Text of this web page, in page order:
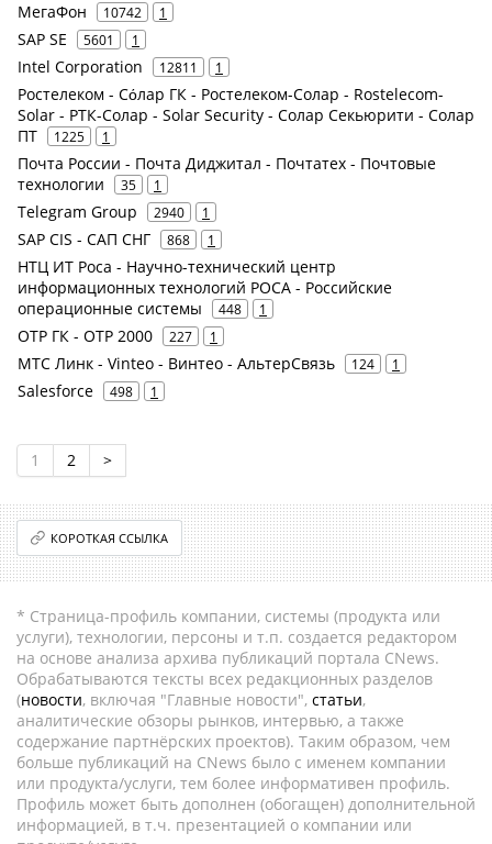
МегаФон 10742 1
SAP SE 5601 1
Intel Corporation 12811 1
Ростелеком - Сόлар ГК - Ростелеком-Солар - Rostelecom-
Solar - РТК-Солар - Solar Security - Солар Секьюрити - Солар
ПТ
1225 1
Почта России - Почта Диджитал - Почтатех - Почтовые
технологии
35 1
Telegram Group 2940 1
SAP CIS - САП СНГ 868 1
НТЦ ИТ Роса - Научно-технический центр
информационных технологий РОСА - Российские
операционные системы
448 1
ОТР ГК - ОТР 2000 227 1
МТС Линк - Vinteo - Винтео - АльтерСвязь 124 1
Salesforce 498 1
1 2 >
КОРОТКАЯ ССЫЛКА
* Страница-профиль компании, системы (продукта или
услуги), технологии, персоны и т.п. создается редактором
на основе анализа архива публикаций портала CNews.
Обрабатываются тексты всех редакционных разделов
(новости, включая "Главные новости", статьи,
аналитические обзоры рынков, интервью, а также
содержание партнёрских проектов). Таким образом, чем
больше публикаций на CNews было с именем компании
или продукта/услуги, тем более информативен профиль.
Профиль может быть дополнен (обогащен) дополнительной
информацией, в т.ч. презентацией о компании или